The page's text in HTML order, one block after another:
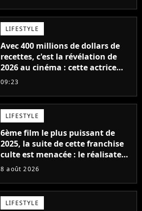
LIFESTYLE
Avec 400 millions de dollars de
recettes, c'est la révélation de
2026 au cinéma : cette actrice
adorée prête à remplacer
09:23
LIFESTYLE
6ème film le plus puissant de
2025, la suite de cette franchise
culte est menacée : le réalisateur
claque la porte pour "différends
8 août 2026
LIFESTYLE